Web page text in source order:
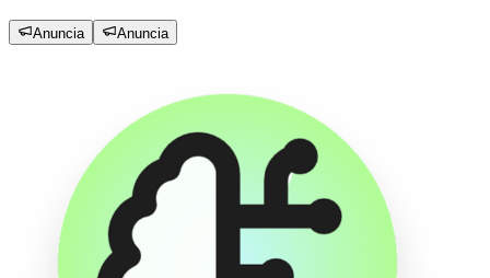
Anuncia Anuncia